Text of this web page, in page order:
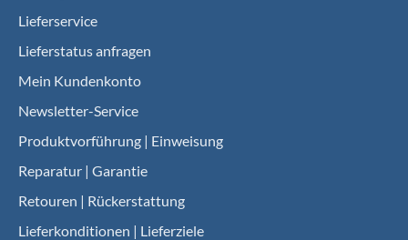
Lieferservice
Lieferstatus anfragen
Mein Kundenkonto
Newsletter-Service
Produktvorführung | Einweisung
Reparatur | Garantie
Retouren | Rückerstattung
Lieferkonditionen | Lieferziele